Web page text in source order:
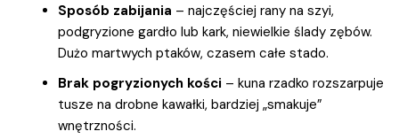
Sposób zabijania – najczęściej rany na szyi,
podgryzione gardło lub kark, niewielkie ślady zębów.
Dużo martwych ptaków, czasem całe stado.
Brak pogryzionych kości – kuna rzadko rozszarpuje
tusze na drobne kawałki, bardziej „smakuje”
wnętrzności.